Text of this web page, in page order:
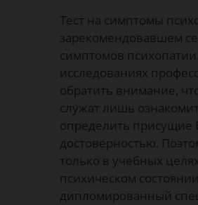
Тест на симптомы
зарекомендовавшем
симптомов
исследованиях
обратить внимание,
служат лишь
определить присущие
достоверностью.
только в учебных
психическом
дипломированный